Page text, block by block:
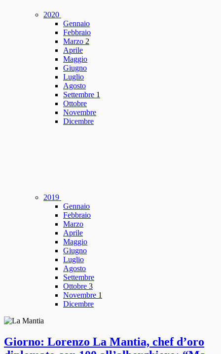
2020
Gennaio
Febbraio
Marzo 2
Aprile
Maggio
Giugno
Luglio
Agosto
Settembre 1
Ottobre
Novembre
Dicembre
2019
Gennaio
Febbraio
Marzo
Aprile
Maggio
Giugno
Luglio
Agosto
Settembre
Ottobre 3
Novembre 1
Dicembre
Giorno: Lorenzo La Mantia, chef d’oro